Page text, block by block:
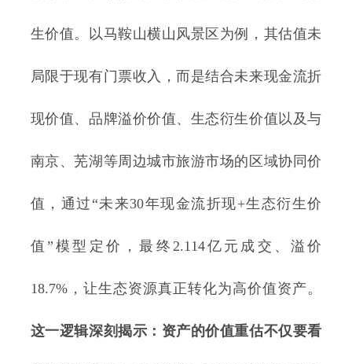
生价值。以马鞍山横山风景区为例，其估值未
局限于现有门票收入，而是结合未来现金流折
现价值、品牌溢价价值、生态衍生价值以及与
南京、芜湖等周边城市旅游市场的区域协同价
值，通过“未来30年现金流折现+生态衍生价
值”模型定价，最终2.114亿元成交、溢价
18.7%，让生态资源真正转化为高价值资产。
这一逻辑深刻揭示：资产的价值重估不仅要看